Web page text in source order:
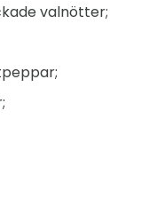
valnötter;